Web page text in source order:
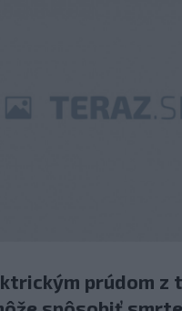
prúdom z